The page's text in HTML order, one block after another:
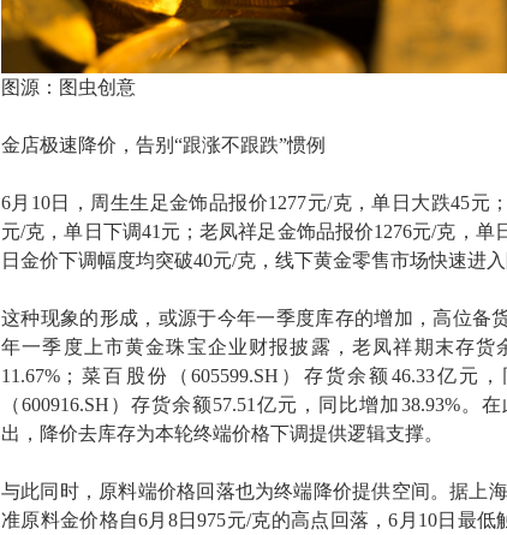
图源：图虫创意
金店极速降价，告别“跟涨不跟跌”惯例
6月10日，周生生足金饰品报价1277元/克，单日大跌45元
元/克，单日下调41元；老凤祥足金饰品报价1276元/克，单
日金价下调幅度均突破40元/克，线下黄金零售市场快速进入
这种现象的形成，或源于今年一季度库存的增加，高位备
年一季度上市黄金珠宝企业财报披露，老凤祥期末存货
11.67%；菜百股份（605599.SH）存货余额46.33亿元
（600916.SH）存货余额57.51亿元，同比增加38.93%。
出，降价去库存为本轮终端价格下调提供逻辑支撑。
与此同时，原料端价格回落也为终端降价提供空间。据上
准原料金价格自6月8日975元/克的高点回落，6月10日最低